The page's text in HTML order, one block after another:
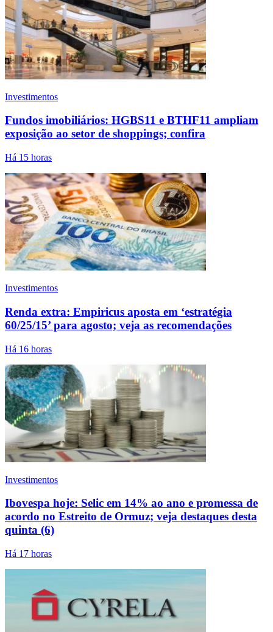
Investimentos
Fundos imobiliários: HGBS11 e BTHF11 ampliam
exposição ao setor de shoppings; confira
Há 15 horas
Investimentos
Renda extra: Empiricus aposta em ‘estratégia
60/25/15’ para agosto; veja as recomendações
Há 16 horas
Investimentos
Ibovespa hoje: Selic em 14% ao ano e promessa de
acordo no Estreito de Ormuz; veja destaques desta
quinta (6)
Há 17 horas